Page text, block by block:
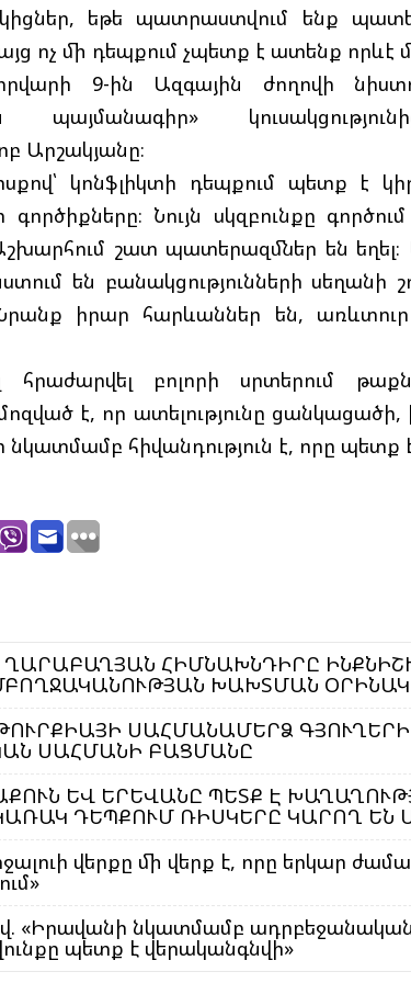
եթե պատրաստվում ենք
ոչ մի դեպքում չպետք է ատենք որևէ
9-ին Ազգային ժողովի
պայմանագիր»
Արշակյանը։
կոնֆլիկտի դեպքում պետք է
գործիքները։ Նույն սկզբունքը
շատ պատերազմներ են եղել։
են բանակցությունների սեղանի
իրար հարևաններ են,
բոլորի սրտերում
է, որ ատելությունը ցանկացածի,
նկատմամբ հիվանդություն է, որը պետք է
ՂԱՐԱԲԱՂՅԱՆ ՀԻՄՆԱԽՆԴԻՐԸ
ԽԱԽՏՄԱՆ ՕՐԻՆԱԿ
ՍԱՀՄԱՆԱՄԵՐՁ
ՍԱՀՄԱՆԻ ԲԱՑՄԱՆԸ
ԵՎ ԵՐԵՎԱՆԸ ՊԵՏՔ Է
ԴԵՊՔՈՒՄ ՌԻՍԿԵՐԸ ԿԱՐՈՂ ԵՆ
վերքը մի վերք է, որը երկար
«Իրավանի նկատմամբ
պետք է վերականգնվի»